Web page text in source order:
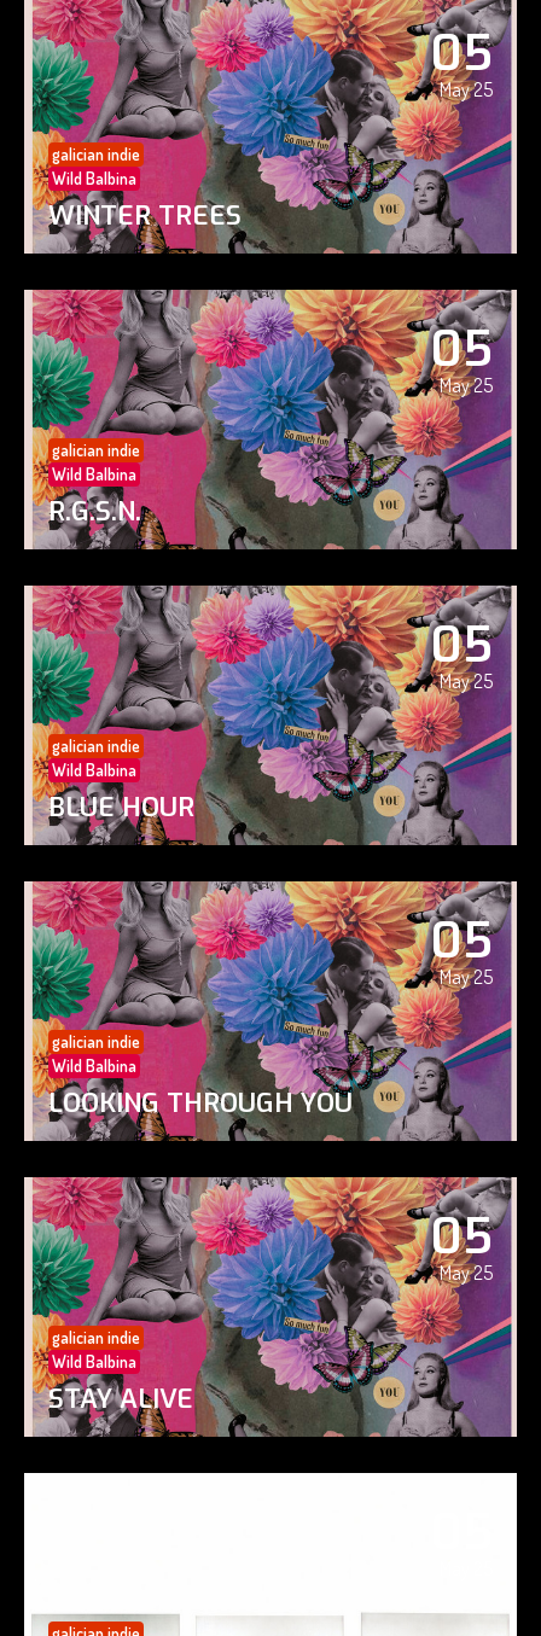
05
May 25
galician indie
Wild Balbina
WINTER TREES
05
May 25
galician indie
Wild Balbina
R.G.S.N.
05
May 25
galician indie
Wild Balbina
BLUE HOUR
05
May 25
galician indie
Wild Balbina
LOOKING THROUGH YOU
05
May 25
galician indie
Wild Balbina
STAY ALIVE